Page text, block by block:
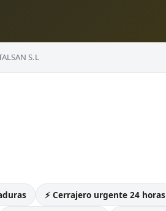
S.L
⚡ Cerrajero urgente 24 horas